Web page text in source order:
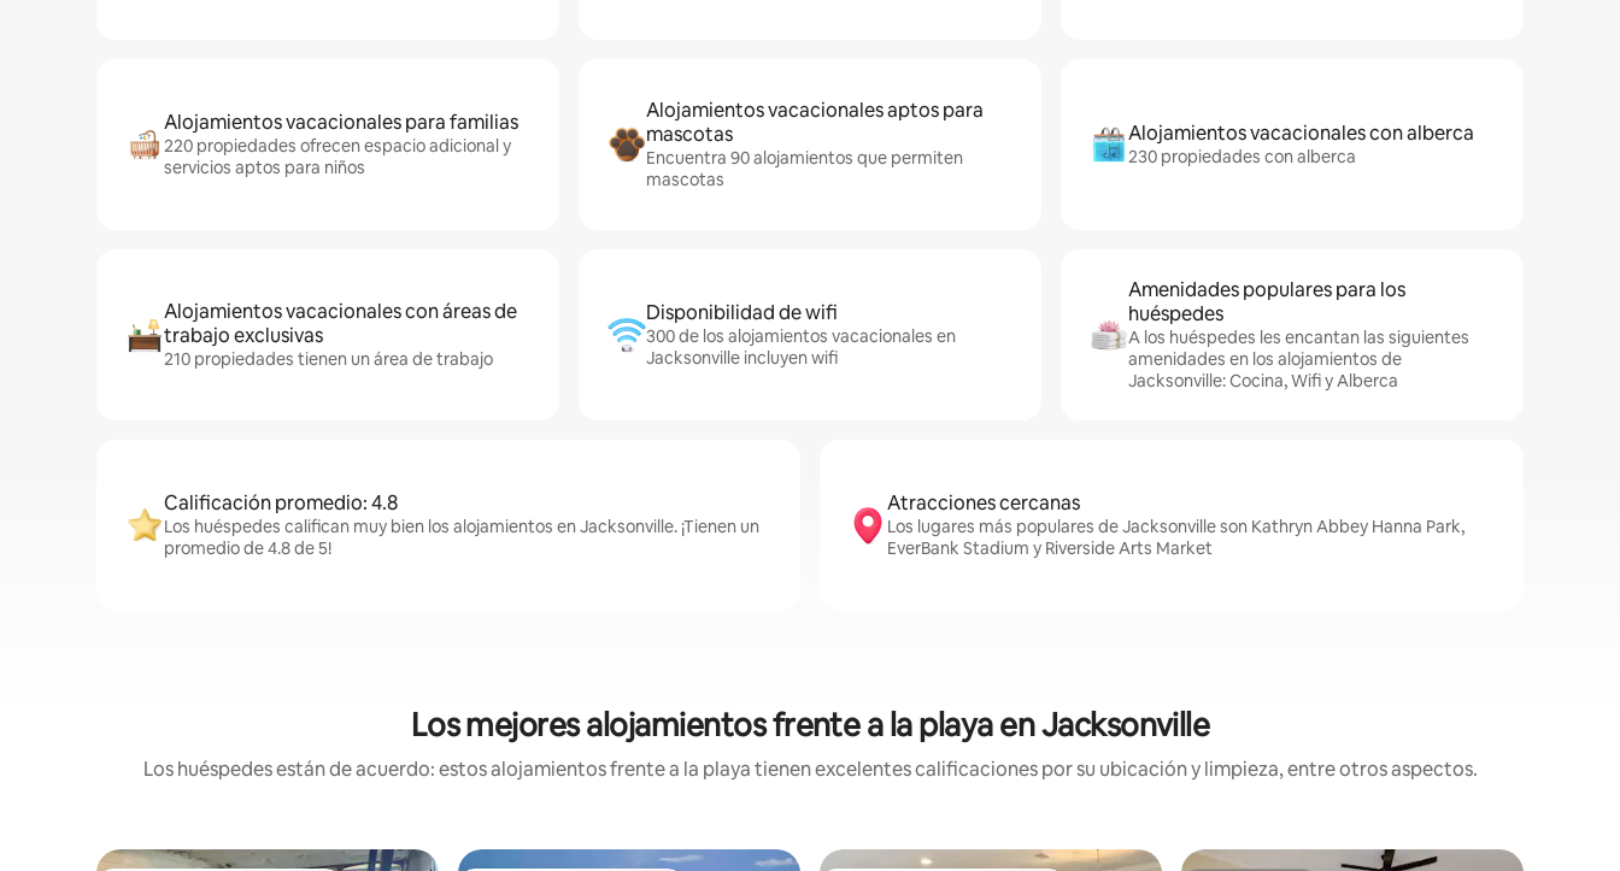
Alojamientos vacacionales para familias
220 propiedades ofrecen espacio adicional y
servicios aptos para niños
Alojamientos vacacionales aptos para
mascotas
Encuentra 90 alojamientos que permiten
mascotas
Alojamientos vacacionales con alberca
230 propiedades con alberca
Alojamientos vacacionales con áreas de
trabajo exclusivas
210 propiedades tienen un área de trabajo
Disponibilidad de wifi
300 de los alojamientos vacacionales en
Jacksonville incluyen wifi
Amenidades populares para los
huéspedes
A los huéspedes les encantan las siguientes
amenidades en los alojamientos de
Jacksonville: Cocina, Wifi y Alberca
Calificación promedio: 4.8
Los huéspedes califican muy bien los alojamientos en Jacksonville. ¡Tienen un
promedio de 4.8 de 5!
Atracciones cercanas
Los lugares más populares de Jacksonville son Kathryn Abbey Hanna Park,
EverBank Stadium y Riverside Arts Market
Los mejores alojamientos frente a la playa en Jacksonville
Los huéspedes están de acuerdo: estos alojamientos frente a la playa tienen excelentes calificaciones por su ubicación y limpieza, entre otros aspectos.